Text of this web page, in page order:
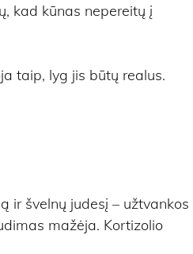
kad kūnas nepereitų į
taip, lyg jis būtų realus.
ir švelnų judesį – užtvankos
mažėja. Kortizolio